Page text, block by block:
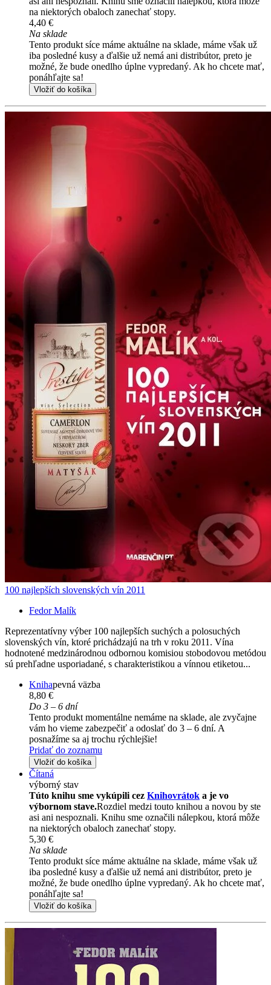
na niektorých obaloch zanechať stopy.
4,40 €
Na sklade
Tento produkt síce máme aktuálne na sklade, máme však už
iba posledné kusy a ďalšie už nemá ani distribútor, preto je
možné, že bude onedlho úplne vypredaný. Ak ho chcete mať,
ponáhľajte sa!
Vložiť do košíka
100 najlepších slovenských vín 2011
Fedor Malík
Reprezentatívny výber 100 najlepších suchých a polosuchých
slovenských vín, ktoré prichádzajú na trh v roku 2011. Vína
hodnotené medzinárodnou odbornou komisiou stobodovou metódou
sú prehľadne usporiadané, s charakteristikou a vínnou etiketou...
Knihapevná väzba
8,80 €
Do 3 – 6 dní
Tento produkt momentálne nemáme na sklade, ale zvyčajne
vám ho vieme zabezpečiť a odoslať do 3 – 6 dní. A
posnažíme sa aj trochu rýchlejšie!
Pridať do zoznamu
Vložiť do košíka
Čítaná
výborný stav
Túto knihu sme vykúpili cez Knihovrátok a je vo
výbornom stave.Rozdiel medzi touto knihou a novou by ste
asi ani nespoznali. Knihu sme označili nálepkou, ktorá môže
na niektorých obaloch zanechať stopy.
5,30 €
Na sklade
Tento produkt síce máme aktuálne na sklade, máme však už
iba posledné kusy a ďalšie už nemá ani distribútor, preto je
možné, že bude onedlho úplne vypredaný. Ak ho chcete mať,
ponáhľajte sa!
Vložiť do košíka